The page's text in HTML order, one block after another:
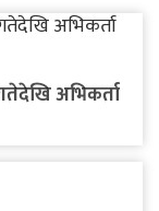
अभिकर्ता